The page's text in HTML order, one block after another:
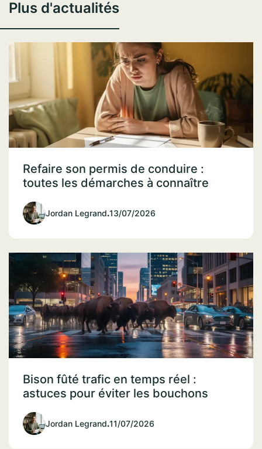
Plus d'actualités
Refaire son permis de conduire :
toutes les démarches à connaître
Jordan Legrand.13/07/2026
Bison fûté trafic en temps réel :
astuces pour éviter les bouchons
Jordan Legrand.11/07/2026